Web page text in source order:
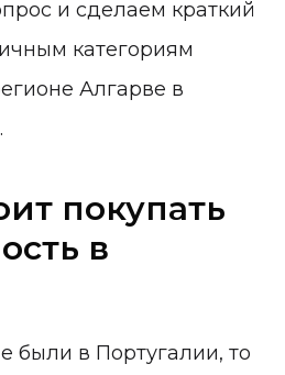
и сделаем краткий
категориям
Алгарве в
покупать
в
были в Португалии, то